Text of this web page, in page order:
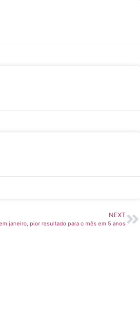
NEXT
janeiro, pior resultado para o mês em 5 anos